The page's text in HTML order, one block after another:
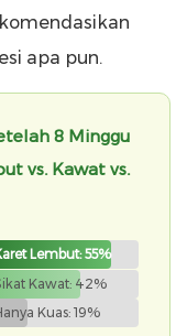
apa pun.
8 Minggu
vs. Kawat vs.
Lembut: 55%
Kawat: 42%
Kuas: 19%